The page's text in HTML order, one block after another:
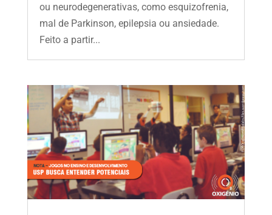
ou neurodegenerativas, como esquizofrenia,
mal de Parkinson, epilepsia ou ansiedade.
Feito a partir...